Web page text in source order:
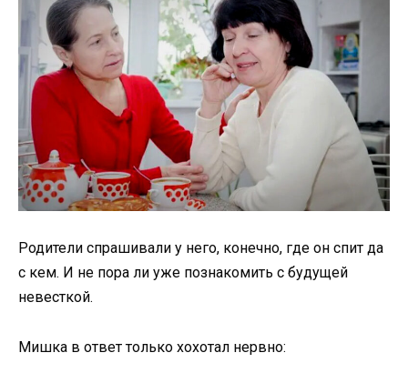
Родители спрашивали у него, конечно, где он спит да
с кем. И не пора ли уже познакомить с будущей
невесткой.
Мишка в ответ только хохотал нервно: